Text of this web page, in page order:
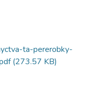
ta-pererobky-
(273.57 KB)